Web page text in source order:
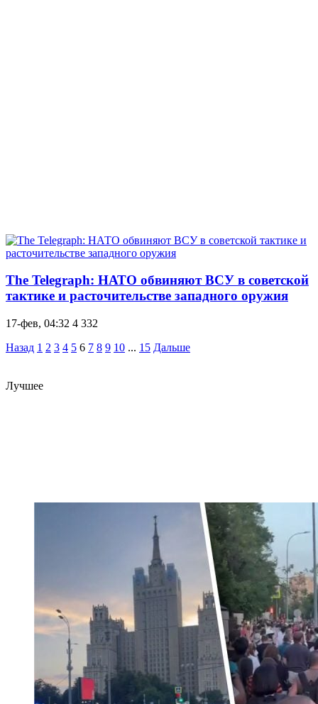
The Telegraph: НАТО обвиняют ВСУ в советской
тактике и расточительстве западного оружия
17-фев, 04:32 4 332
Назад 1 2 3 4 5 6 7 8 9 10 ... 15 Дальше
Лучшее